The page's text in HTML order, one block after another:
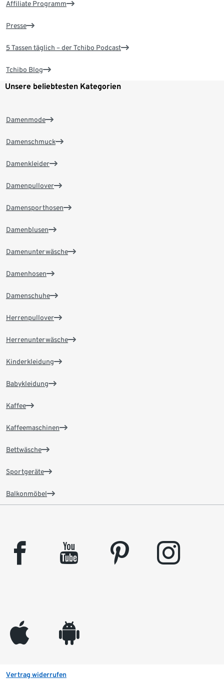
Affiliate Programm
Presse
5 Tassen täglich – der Tchibo Podcast
Tchibo Blog
Unsere beliebtesten Kategorien
Damenmode
Damenschmuck
Damenkleider
Damenpullover
Damensporthosen
Damenblusen
Damenunterwäsche
Damenhosen
Damenschuhe
Herrenpullover
Herrenunterwäsche
Kinderkleidung
Babykleidung
Kaffee
Kaffeemaschinen
Bettwäsche
Sportgeräte
Balkonmöbel
facebook youtube pinterest instagram
appleinc android
Vertrag widerrufen